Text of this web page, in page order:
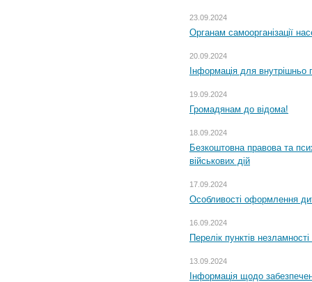
23.09.2024
Органам самоорганізації
20.09.2024
Інформація для внутрішньо
19.09.2024
Громадянам до відома!
18.09.2024
Безкоштовна правова та
військових дій
17.09.2024
Особливості оформлення
16.09.2024
Перелік пунктів
13.09.2024
Інформація щодо